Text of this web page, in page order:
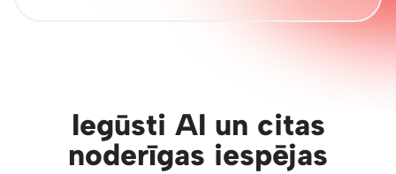
Iegūsti AI un citas
noderīgas iespējas